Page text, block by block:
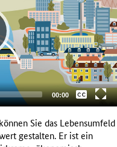
Gesamtlaufzeit
00:00
Keine
Deutsch
Sie das Lebensumfeld
gestalten. Er ist ein